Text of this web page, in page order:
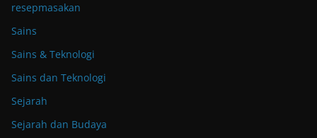
resepmasakan
Sains
Sains & Teknologi
Sains dan Teknologi
Sejarah
Sejarah dan Budaya